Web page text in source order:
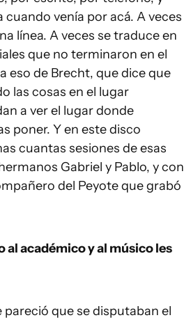
cuando venía por acá. A veces
línea. A veces se traduce en
que no terminaron en el
eso de Brecht, que dice que
las cosas en el lugar
a ver el lugar donde
poner. Y en este disco
cuantas sesiones de esas
Gabriel y Pablo, y con
del Peyote que grabó
al académico y al músico les
que se disputaban el